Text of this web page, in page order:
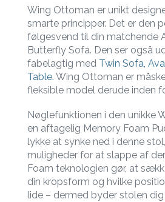
Wing Ottoman er unikt
smarte principper. Det er den
følgesvend til din matchende
Butterfly Sofa. Den ser også
fabelagtig med Twin Sofa,
Table. Wing Ottoman er
fleksible model derude inden
Nøglefunktionen i den unikke
en aftagelig Memory Foam
lykke at synke ned i denne
muligheder for at slappe af
Foam teknologien gør, at
din kropsform og hvilke
lide – dermed byder stolen